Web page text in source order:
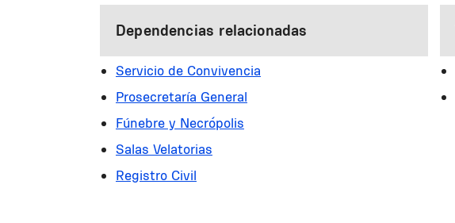
Dependencias relacionadas
Servicio de Convivencia
Prosecretaría General
Fúnebre y Necrópolis
Salas Velatorias
Registro Civil